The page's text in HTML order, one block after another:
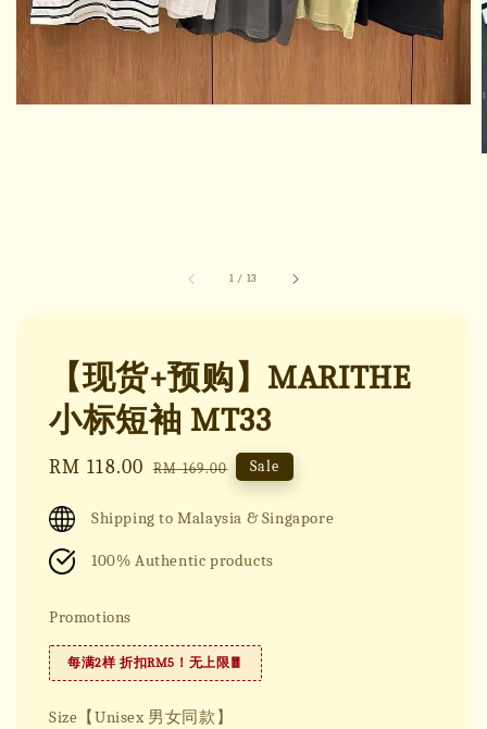
1 / 13
【现货+预购】MARITHE
小标短袖 MT33
Sale
RM 118.00 Regular
RM 169.00 Sale
Shipping to Malaysia & Singapore
100% Authentic products
Promotions
每满2样 折扣RM5！无上限🧧
Size【Unisex 男女同款】